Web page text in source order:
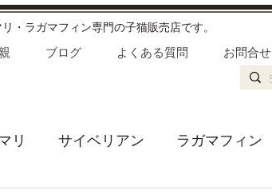
ラガマフィン専門の子猫販売店です。
ブログ よくある質問 お問合せ
リ サイベリアン ラガマフィン